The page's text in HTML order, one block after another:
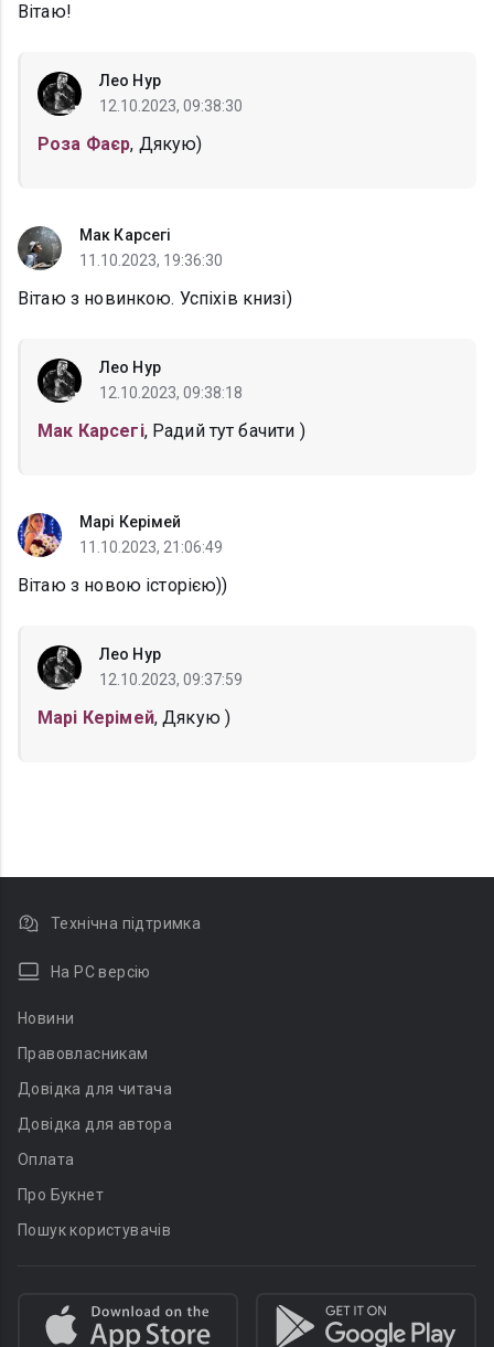
Вітаю!
Лео Нур
12.10.2023, 09:38:30
Роза Фаєр, Дякую)
Мак Карсегі
11.10.2023, 19:36:30
Вітаю з новинкою. Успіхів книзі)
Лео Нур
12.10.2023, 09:38:18
Мак Карсегі, Радий тут бачити )
Марі Керімей
11.10.2023, 21:06:49
Вітаю з новою історією))
Лео Нур
12.10.2023, 09:37:59
Марі Керімей, Дякую )
Технічна підтримка
На PC версію
Новини
Правовласникам
Довідка для читача
Довідка для автора
Оплата
Про Букнет
Пошук користувачів